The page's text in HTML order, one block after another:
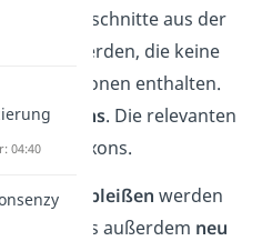
dem Abschnitte aus der
werden, die keine
Informationen enthalten.
sieIntrons. Die relevanten
heißen Exons.
Spleißen werden
eines Gens außerdem neu
04:40